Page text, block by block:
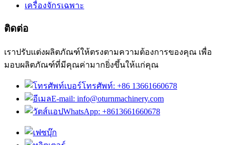
เครื่องจักรเฉพาะ
ติดต่อ
เราปรับแต่งผลิตภัณฑ์ให้ตรงตามความต้องการของคุณ เพื่อ
มอบผลิตภัณฑ์ที่มีคุณค่ามากยิ่งขึ้นให้แก่คุณ
เบอร์โทรศัพท์: +86 13661660678
E-mail: info@oturnmachinery.com
WhatsApp: +8613661660678